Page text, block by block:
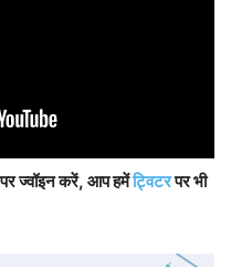
ज्वॉइन करें, आप हमेंट्विटरपर भी